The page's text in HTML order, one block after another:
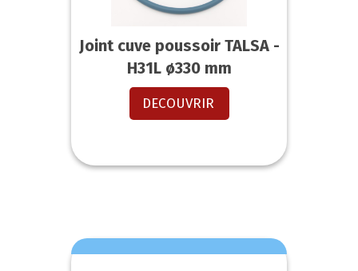
Joint cuve poussoir TALSA -
H31L ø330 mm
DECOUVRIR